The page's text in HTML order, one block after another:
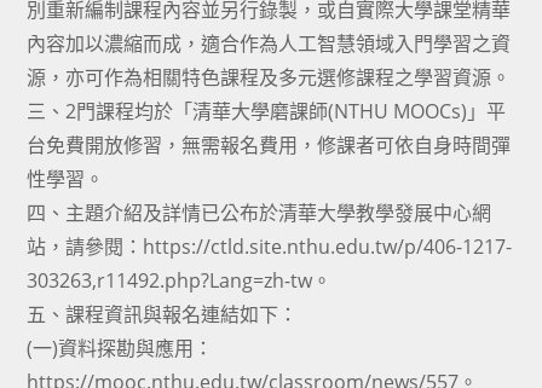
別重新編制課程內容並另行錄製，或自實際大學課堂精華
內容加以濃縮而成，適合作為人工智慧領域入門學習之資
源，亦可作為相關特色課程及多元選修課程之學習資源。
三、2門課程均於「清華大學磨課師(NTHU MOOCs)」平
台免費開放修習，無需報名費用，修課者可依自身時間彈
性學習。
四、主題介紹及詳情已公布於清華大學教學發展中心網
站，請參閱：https://ctld.site.nthu.edu.tw/p/406-1217-
303263,r11492.php?Lang=zh-tw。
五、課程資訊與報名連結如下：
(一)資料探勘與應用：
https://mooc.nthu.edu.tw/classroom/news/557。